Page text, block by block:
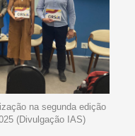
na segunda edição
(Divulgação IAS)